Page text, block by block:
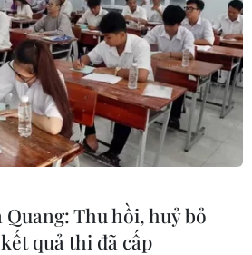
Thu hồi, huỷ bỏ
quả thi đã cấp